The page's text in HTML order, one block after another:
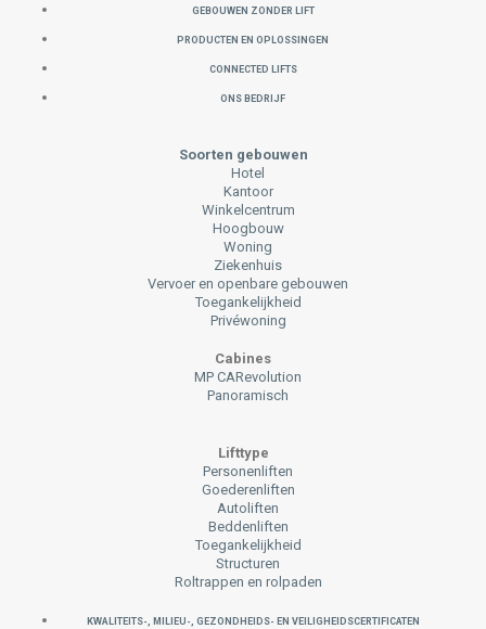
GEBOUWEN ZONDER LIFT
PRODUCTEN EN OPLOSSINGEN
CONNECTED LIFTS
ONS BEDRIJF
Soorten gebouwen
Hotel
Kantoor
Winkelcentrum
Hoogbouw
Woning
Ziekenhuis
Vervoer en openbare gebouwen
Toegankelijkheid
Privéwoning
Cabines
MP CARevolution
Panoramisch
Lifttype
Personenliften
Goederenliften
Autoliften
Beddenliften
Toegankelijkheid
Structuren
Roltrappen en rolpaden
KWALITEITS-, MILIEU-, GEZONDHEIDS- EN VEILIGHEIDSCERTIFICATEN